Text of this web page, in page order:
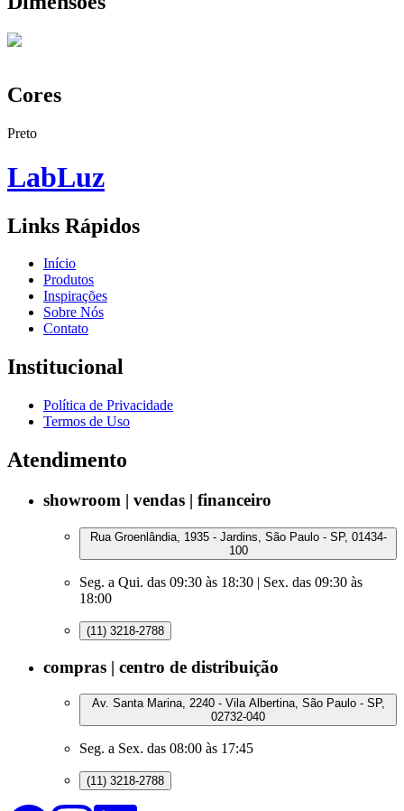
Cores
Preto
LabLuz
Links Rápidos
Início
Produtos
Inspirações
Sobre Nós
Contato
Institucional
Política de Privacidade
Termos de Uso
Atendimento
showroom | vendas | financeiro
Rua Groenlândia, 1935 - Jardins, São Paulo - SP, 01434-
100
Seg. a Qui. das 09:30 às 18:30 | Sex. das 09:30 às
18:00
(11) 3218-2788
compras | centro de distribuição
Av. Santa Marina, 2240 - Vila Albertina, São Paulo - SP,
02732-040
Seg. a Sex. das 08:00 às 17:45
(11) 3218-2788